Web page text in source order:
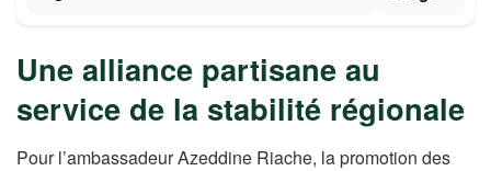
Une alliance partisane au
service de la stabilité régionale
Pour l’ambassadeur Azeddine Riache, la promotion des